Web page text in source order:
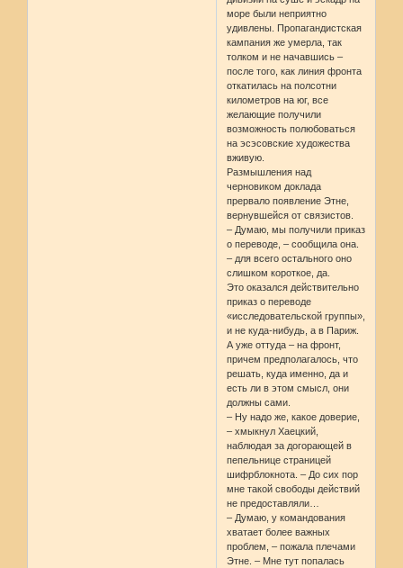
море были неприятно
удивлены. Пропагандистская
кампания же умерла, так
толком и не начавшись –
после того, как линия фронта
откатилась на полсотни
километров на юг, все
желающие получили
возможность полюбоваться
на эсэсовские художества
вживую.
Размышления над
черновиком доклада
прервало появление Этне,
вернувшейся от связистов.
– Думаю, мы получили приказ
о переводе, – сообщила она.
– для всего остального оно
слишком короткое, да.
Это оказался действительно
приказ о переводе
«исследовательской группы»,
и не куда-нибудь, а в Париж.
А уже оттуда – на фронт,
причем предполагалось, что
решать, куда именно, да и
есть ли в этом смысл, они
должны сами.
– Ну надо же, какое доверие,
– хмыкнул Хаецкий,
наблюдая за догорающей в
пепельнице страницей
шифрблокнота. – До сих пор
мне такой свободы действий
не предоставляли…
– Думаю, у командования
хватает более важных
проблем, – пожала плечами
Этне. – Мне тут попалась